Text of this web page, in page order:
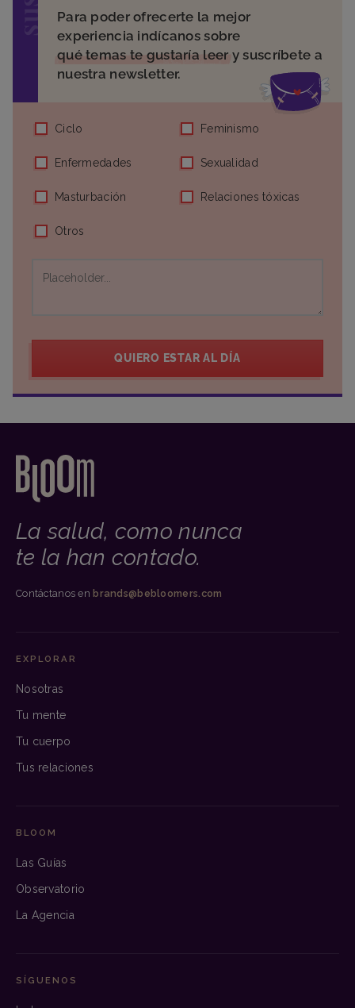
Para poder ofrecerte la mejor
experiencia indícanos sobre
qué temas te gustaría leer y suscríbete a
nuestra newsletter.
Ciclo Feminismo
Enfermedades Sexualidad
Masturbación Relaciones tóxicas
Otros
QUIERO ESTAR AL DÍA
La salud, como nunca
te la han contado.
Contáctanos enbrands@bebloomers.com
EXPLORAR
Nosotras
Tu mente
Tu cuerpo
Tus relaciones
BLOOM
Las Guías
Observatorio
La Agencia
SÍGUENOS